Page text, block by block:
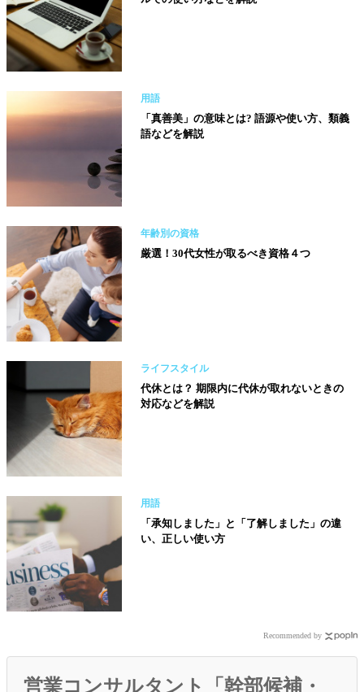
用語
「真善美」の意味とは? 語源や使い方、類義
語などを解説
年齢別の資格
厳選！30代女性が取るべき資格４つ
ライフスタイル
代休とは？ 期限内に代休が取れないときの
対応などを解説
用語
「承知しました」と「了解しました」の違
い、正しい使い方
Recommended by
営業コンサルタント「幹部候補・